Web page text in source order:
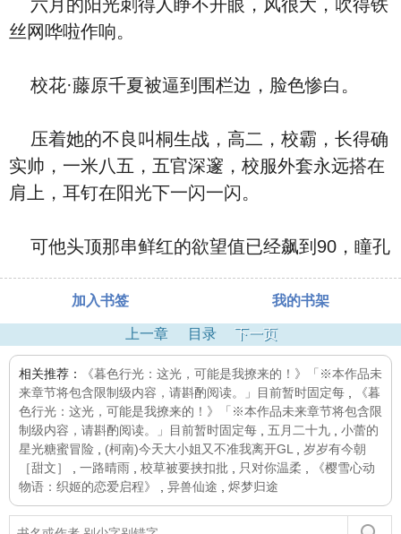
六月的阳光刺得人睁不开眼，风很大，吹得铁
丝网哗啦作响。
校花·藤原千夏被逼到围栏边，脸色惨白。
压着她的不良叫桐生战，高二，校霸，长得确
实帅，一米八五，五官深邃，校服外套永远搭在
肩上，耳钉在阳光下一闪一闪。
可他头顶那串鲜红的欲望值已经飙到90，瞳孔
加入书签 我的书架
上一章 目录 下一页
相关推荐：
《暮色行光：这光，可能是我撩来的！》「※本作品未
来章节将包含限制级内容，请斟酌阅读。」目前暂时固定每
《暮
色行光：这光，可能是我撩来的！》「※本作品未来章节将包含限
制级内容，请斟酌阅读。」目前暂时固定每
五月二十九
小蕾的
星光糖蜜冒险
(柯南)今天大小姐又不准我离开GL
岁岁有今朝
［甜文］
一路晴雨 校草被要挟扣批 只对你温柔
《樱雪心动
物语：织姬的恋爱启程》
异兽仙途 烬梦归途